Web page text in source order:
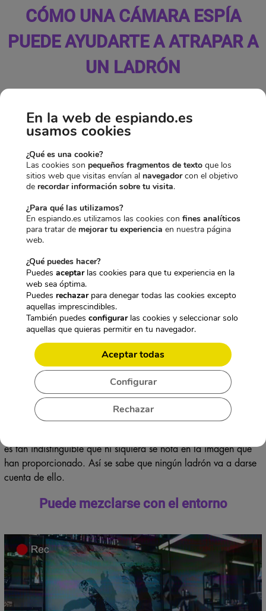
CÓMO UNA CÁMARA ESPÍA
PUEDE AYUDARTE A ATRAPAR A
UN LADRÓN
Difícil de notar
cámaras espía son difíciles de detectar, incluso
para los ladrones más avezados. Esto se debe a las lentes de
las cámaras ocultas instaladas en su interior, que son muy
difíciles de percibir a simple vista.
Si se combina con cualquier objeto cotidiano, se obtiene un
dispositivo formidable, ideal para atrapar a un ladrón. Por
ejemplo, la
cámara llaverodisponible en nuestro sitio web
es tan indistinguible que ni siquiera se nota en la imagen que
han proporcionado. Así se sabe que ningún ladrón va a darse
cuenta de ello.
Puede mezclarse con el entorno
En la web de espiando.es
usamos cookies
¿Qué es una cookie?
Las cookies son pequeños fragmentos de texto que los
sitios web que visitas envían al navegadorcon el objetivo
de recordar información sobre tu visita.
¿Para qué las utilizamos?
En espiando.es utilizamos las cookies con fines analíticos
para tratar de mejorar tu experiencia en nuestra página
web.
¿Qué puedes hacer?
Puedes aceptarlas cookies para que tu experiencia en la
web sea óptima.
Puedes rechazarpara denegar todas las cookies excepto
aquellas imprescindibles.
También puedes configurarlas cookies y seleccionar solo
aquellas que quieras permitir en tu navegador.
Aceptar todas
Rechazar
Configurar